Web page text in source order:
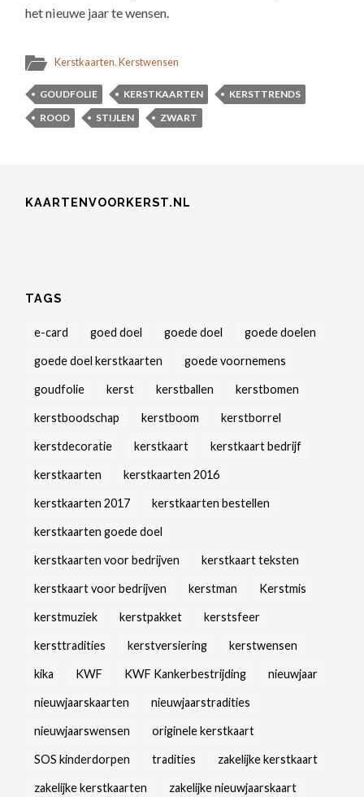
het nieuwe jaar te wensen.
Kerstkaarten,Kerstwensen
GOUDFOLIE KERSTKAARTEN
KERSTTRENDS
ROOD
STIJLEN ZWART
KAARTENVOORKERST.NL
TAGS
e-card goed doel goede doel goede doelen
goede doel kerstkaarten goede voornemens
goudfolie kerst kerstballen kerstbomen
kerstboodschap kerstboom kerstborrel
kerstdecoratie kerstkaart kerstkaart bedrijf
kerstkaarten kerstkaarten 2016
kerstkaarten 2017 kerstkaarten bestellen
kerstkaarten goede doel
kerstkaarten voor bedrijven kerstkaart teksten
kerstkaart voor bedrijven kerstman Kerstmis
kerstmuziek kerstpakket kerstsfeer
kersttradities kerstversiering kerstwensen
kika KWF KWF Kankerbestrijding nieuwjaar
nieuwjaarskaarten nieuwjaarstradities
nieuwjaarswensen originele kerstkaart
SOS kinderdorpen tradities zakelijke kerstkaart
zakelijke kerstkaarten zakelijke nieuwjaarskaart